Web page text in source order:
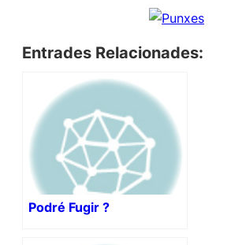
Entrades Relacionades:
Podré Fugir ?